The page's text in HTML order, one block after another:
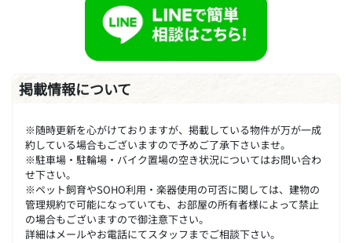
掲載情報について
※随時更新を心がけておりますが、掲載している物件が万が一成
約している場合もございますので予めご了承下さいませ。
※駐車場・駐輪場・バイク置場の空き状況についてはお問い合わ
せ下さい。
※ペット飼育やSOHO利用・楽器使用の可否に関しては、建物の
管理規約で可能になっていても、お部屋の所有者様によって禁止
の場合もございますので御注意下さい。
詳細はメールやお電話にてスタッフまでご相談下さい。